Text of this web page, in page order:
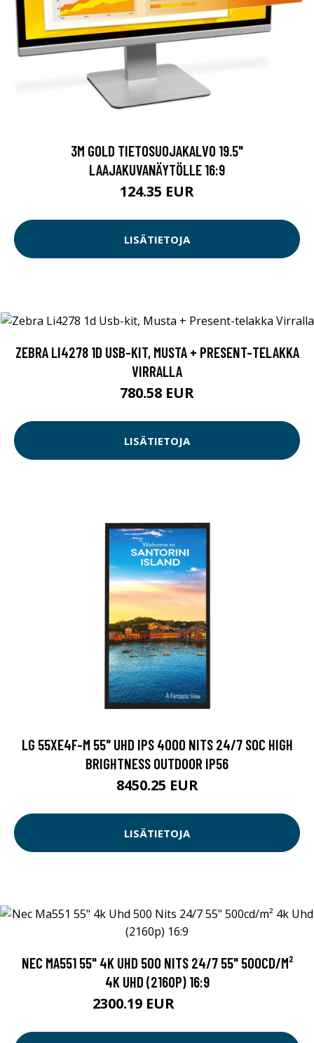
3M GOLD TIETOSUOJAKALVO 19.5"
LAAJAKUVANÄYTÖLLE 16:9
124.35 EUR
LISÄTIETOJA
ZEBRA LI4278 1D USB-KIT, MUSTA + PRESENT-TELAKKA
VIRRALLA
780.58 EUR
LISÄTIETOJA
LG 55XE4F-M 55" UHD IPS 4000 NITS 24/7 SOC HIGH
BRIGHTNESS OUTDOOR IP56
8450.25 EUR
LISÄTIETOJA
NEC MA551 55" 4K UHD 500 NITS 24/7 55" 500CD/M²
4K UHD (2160P) 16:9
2300.19 EUR